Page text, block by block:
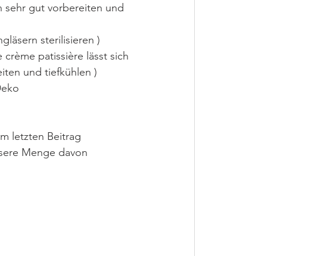
Einmachgläsern sterilisieren )
( auch die crème patissière lässt sich
vorbereiten und tiefkühlen )
Deko
letzten Beitrag
Menge davon